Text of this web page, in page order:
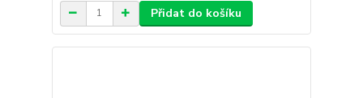
Přidat do košíku